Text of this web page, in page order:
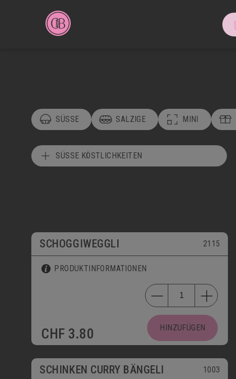
SÜSSE SALZIGE MINI
SÜSSE KÖSTLICHKEITEN
SCHOGGIWEGGLI 2115
PRODUKTINFORMATIONEN
CHF 3.80 HINZUFÜGEN
SCHINKEN CURRY BÄNGELI 1003